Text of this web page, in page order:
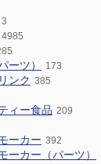
3
4985
ーツ） 173
ンク 385
ィー食品 209
ーカー 392
ーカー（パーツ）